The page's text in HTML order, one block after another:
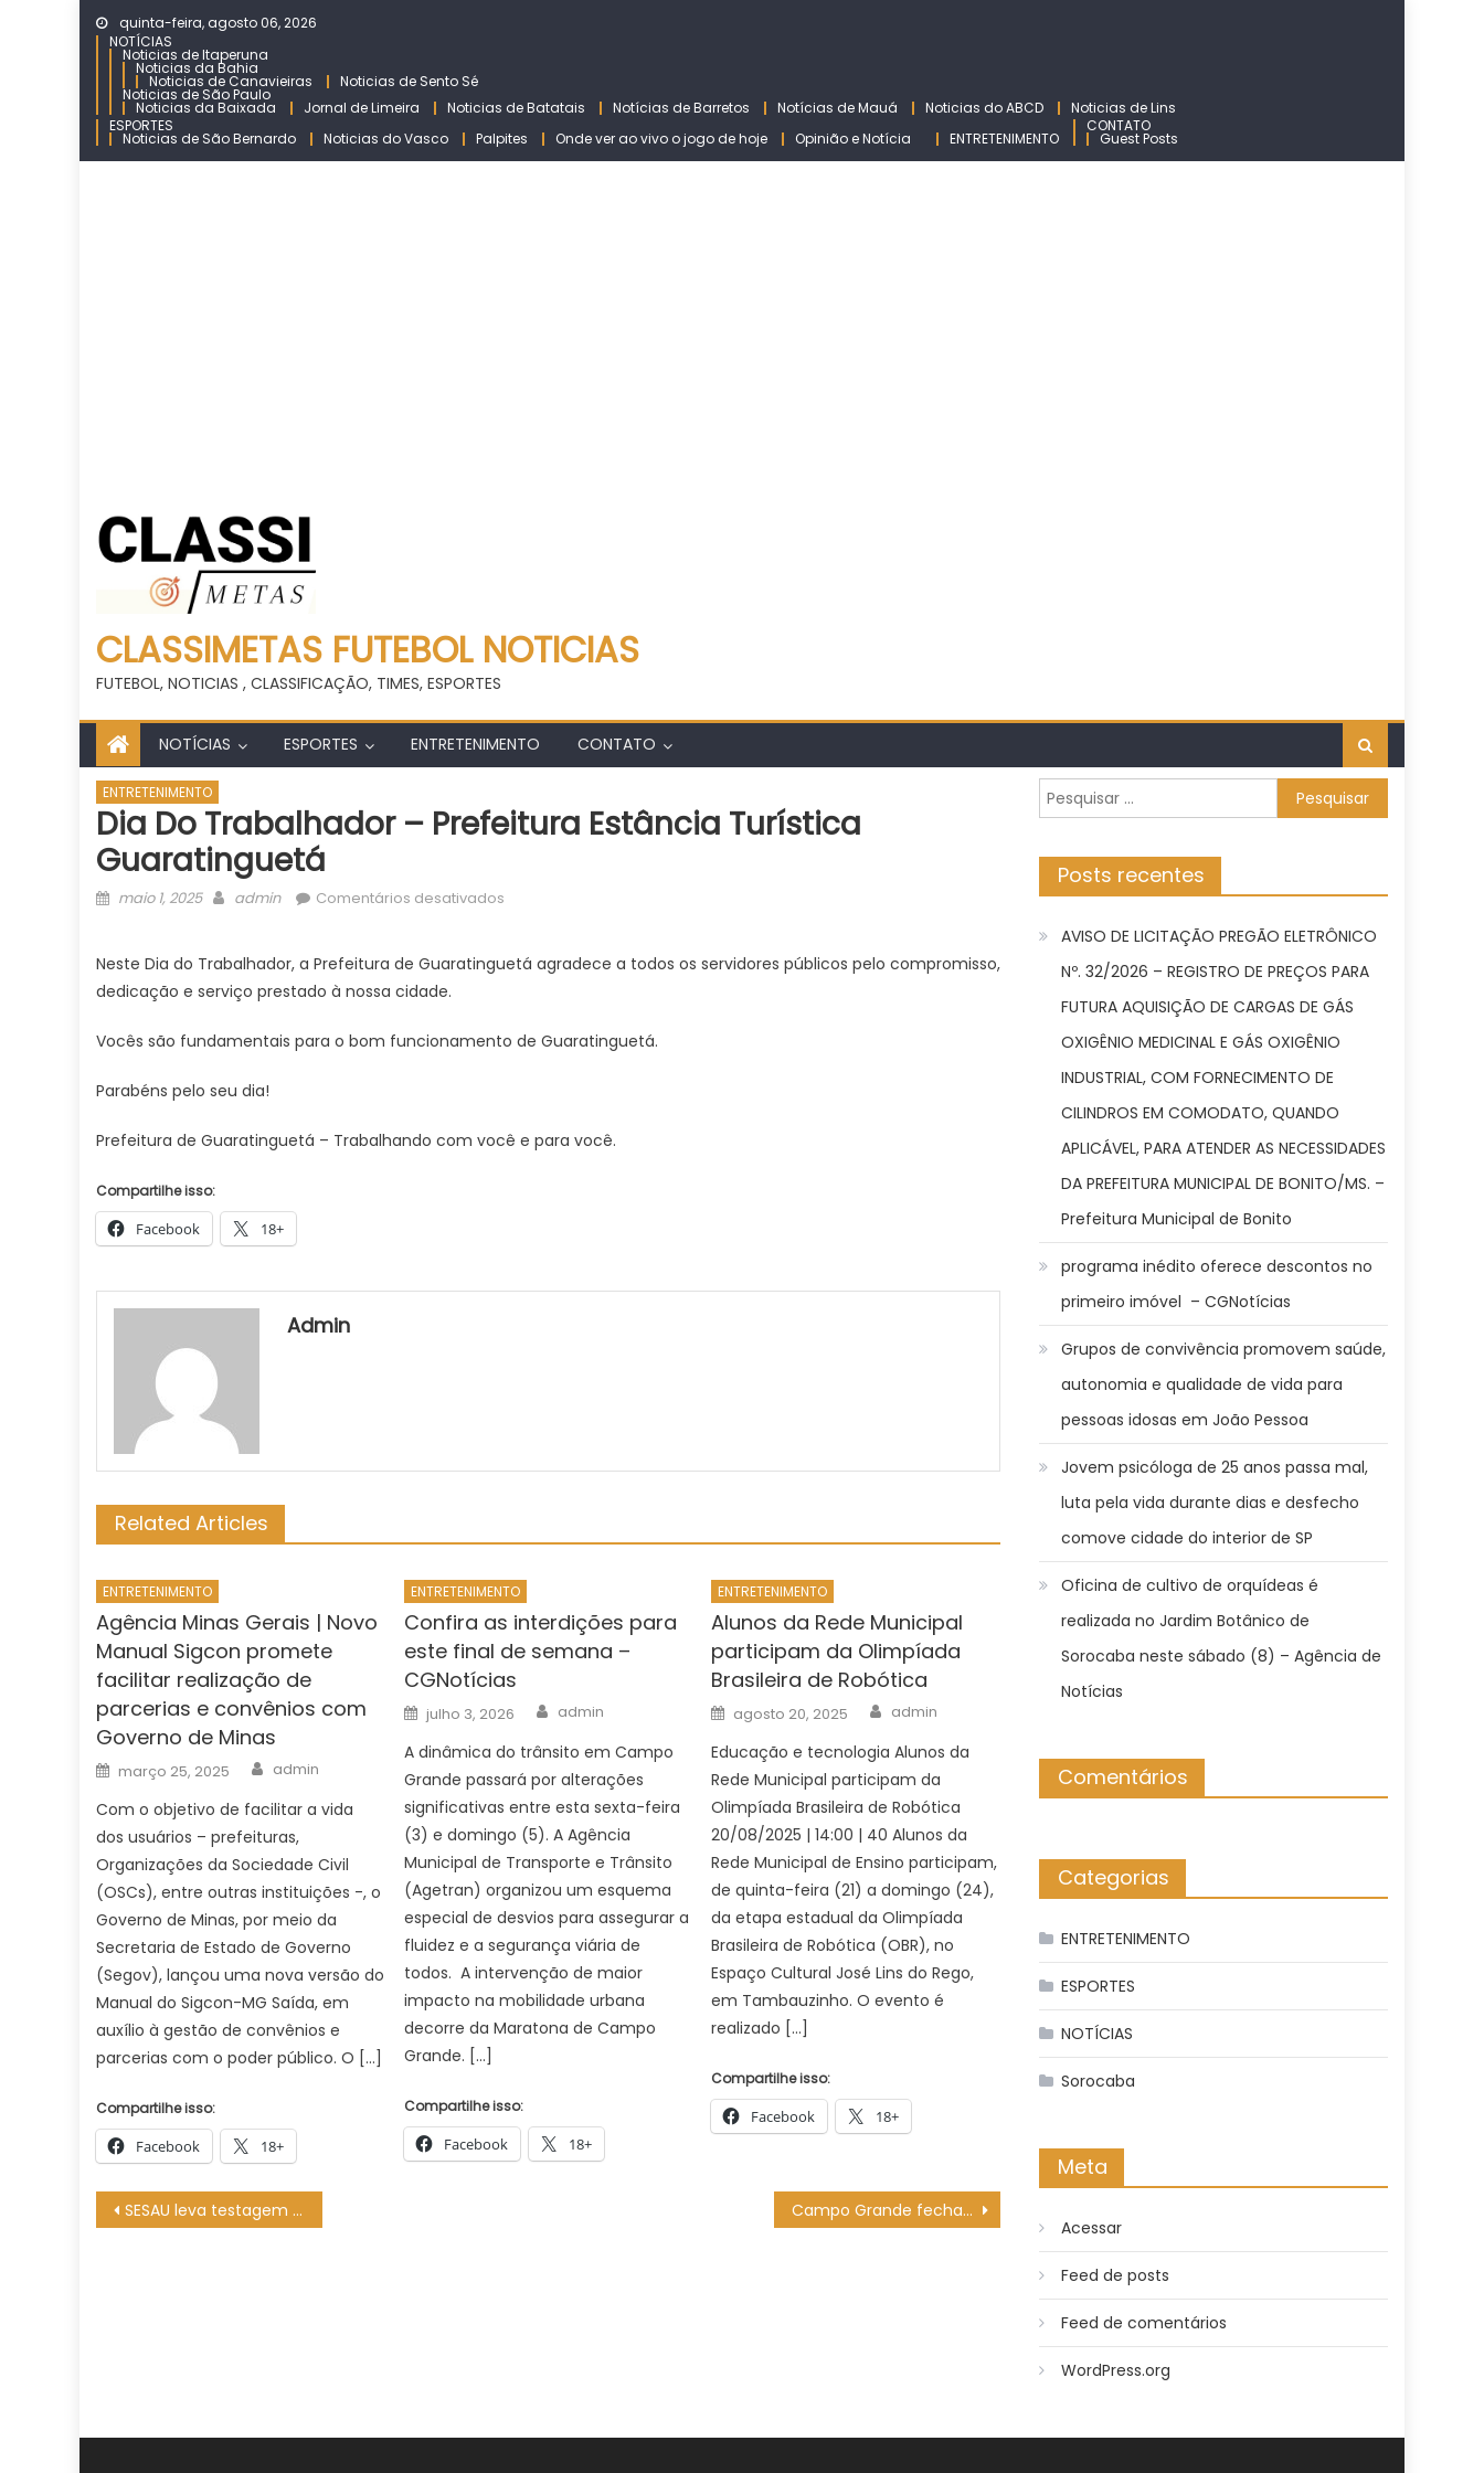
Skip
content
quinta-feira, agosto 06, 2026
NOTÍCIAS
Noticias de Itaperuna
Noticias da Bahia
Noticias de Canavieiras Noticias de Sento Sé
Noticias de São Paulo
Noticias da Baixada Jornal de Limeira Noticias de Batatais Notícias de Barretos Notícias de Mauá Noticias do ABCD
Noticias de Lins
ESPORTES
Noticias de São Bernardo Noticias do Vasco Palpites Onde ver ao vivo o jogo de hoje Opinião e Notícia ENTRETENIMENTO
CONTATO
Guest Posts
CLASSIMETAS FUTEBOL NOTICIAS
FUTEBOL, NOTICIAS , CLASSIFICAÇÃO, TIMES, ESPORTES
NOTÍCIAS ESPORTES ENTRETENIMENTO CONTATO
ENTRETENIMENTO
Dia Do Trabalhador – Prefeitura Estância Turística
Guaratinguetá
Posted
maio 1, 2025 Author
admin Comentários desativados
Trabalhador
Estância
Neste Dia do Trabalhador, a Prefeitura de Guaratinguetá agradece a todos os servidores públicos pelo compromisso,
dedicação e serviço prestado à nossa cidade.
Vocês são fundamentais para o bom funcionamento de Guaratinguetá.
Parabéns pelo seu dia!
Prefeitura de Guaratinguetá – Trabalhando com você e para você.
Compartilhe isso:
Facebook 18+
Admin
Related Articles
ENTRETENIMENTO
Agência Minas Gerais | Novo
Manual Sigcon promete
facilitar realização de
parcerias e convênios com
Governo de Minas
Posted
on
março 25, 2025 Author
admin
Com o objetivo de facilitar a vida
dos usuários – prefeituras,
Organizações da Sociedade Civil
(OSCs), entre outras instituições -, o
Governo de Minas, por meio da
Secretaria de Estado de Governo
(Segov), lançou uma nova versão do
Manual do Sigcon-MG Saída, em
auxílio à gestão de convênios e
parcerias com o poder público. O […]
Compartilhe isso:
Facebook 18+
ENTRETENIMENTO
Confira as interdições para
este final de semana –
CGNotícias
Posted
on
julho 3, 2026 Author
admin
A dinâmica do trânsito em Campo
Grande passará por alterações
significativas entre esta sexta-feira
(3) e domingo (5). A Agência
Municipal de Transporte e Trânsito
(Agetran) organizou um esquema
especial de desvios para assegurar a
fluidez e a segurança viária de
todos. A intervenção de maior
impacto na mobilidade urbana
decorre da Maratona de Campo
Grande. […]
Compartilhe isso:
Facebook 18+
ENTRETENIMENTO
Alunos da Rede Municipal
participam da Olimpíada
Brasileira de Robótica
Posted
on
agosto 20, 2025 Author
admin
Educação e tecnologia Alunos da
Rede Municipal participam da
Olimpíada Brasileira de Robótica
20/08/2025 | 14:00 | 40 Alunos da
Rede Municipal de Ensino participam,
de quinta-feira (21) a domingo (24),
da etapa estadual da Olimpíada
Brasileira de Robótica (OBR), no
Espaço Cultural José Lins do Rego,
em Tambauzinho. O evento é
realizado […]
Compartilhe isso:
Facebook 18+
Navegação
de
SESAU leva testagem e prevenção de ISTs à rede Comper – CGNotícias Campo Grande fecha o primeiro trimestre de 2025 com saldo positivo de 3.803 contratações, segundo Caged
Pesquisar
por:
Posts recentes
AVISO DE LICITAÇÃO PREGÃO ELETRÔNICO
Nº. 32/2026 – REGISTRO DE PREÇOS PARA
FUTURA AQUISIÇÃO DE CARGAS DE GÁS
OXIGÊNIO MEDICINAL E GÁS OXIGÊNIO
INDUSTRIAL, COM FORNECIMENTO DE
CILINDROS EM COMODATO, QUANDO
APLICÁVEL, PARA ATENDER AS NECESSIDADES
DA PREFEITURA MUNICIPAL DE BONITO/MS. –
Prefeitura Municipal de Bonito
programa inédito oferece descontos no
primeiro imóvel – CGNotícias
Grupos de convivência promovem saúde,
autonomia e qualidade de vida para
pessoas idosas em João Pessoa
Jovem psicóloga de 25 anos passa mal,
luta pela vida durante dias e desfecho
comove cidade do interior de SP
Oficina de cultivo de orquídeas é
realizada no Jardim Botânico de
Sorocaba neste sábado (8) – Agência de
Notícias
Comentários
Categorias
ENTRETENIMENTO
ESPORTES
NOTÍCIAS
Sorocaba
Meta
Acessar
Feed de posts
Feed de comentários
WordPress.org